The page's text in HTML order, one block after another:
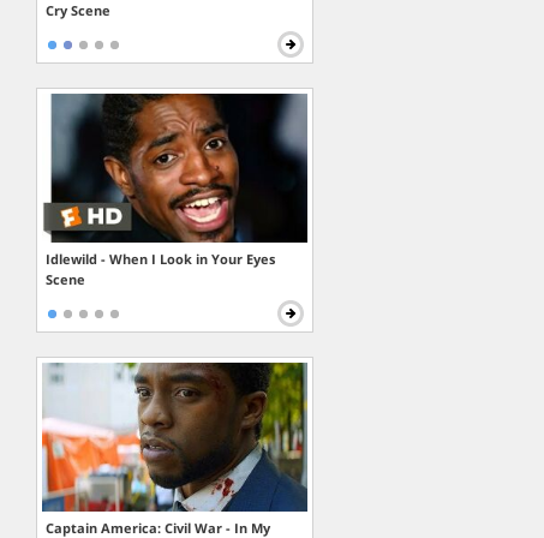
Cry Scene
Idlewild - When I Look in Your Eyes
Scene
Captain America: Civil War - In My